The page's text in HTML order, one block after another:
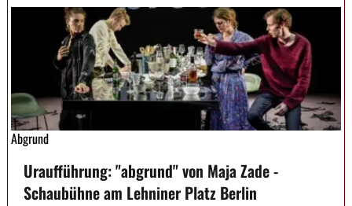
Abgrund
Uraufführung: "abgrund" von Maja Zade -
Schaubühne am Lehniner Platz Berlin